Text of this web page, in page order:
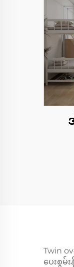
Twin
ပေးစွ